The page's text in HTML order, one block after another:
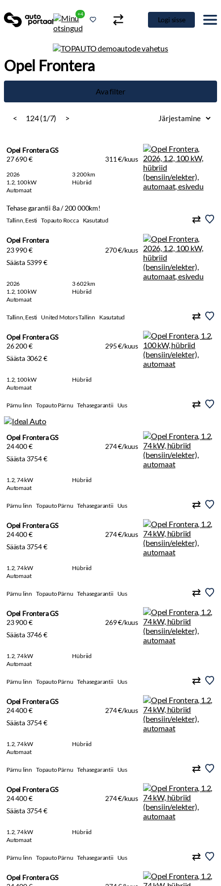
+4
Logi sisse
Opel Frontera
Ava filter
< 124 (1/7) >
Opel Frontera GS
27 690 €
311 €/kuus
2026
3 200 km
1.2, 100 kW
Hübriid
Automaat
Tehase garantii 8a / 200 000km!
Tallinn, Eesti Topauto Rocca Kasutatud
Opel Frontera
23 990 €
270 €/kuus
Säästa 5399 €
2026
3 602 km
1.2, 100 kW
Hübriid
Automaat
Tallinn, Eesti United Motors Tallinn Kasutatud
Opel Frontera GS
26 200 €
295 €/kuus
Säästa 3062 €
1.2, 100 kW
Hübriid
Automaat
Pärnu linn Topauto Pärnu Tehasegarantii Uus
Opel Frontera GS
24 400 €
274 €/kuus
Säästa 3754 €
1.2, 74 kW
Hübriid
Automaat
Pärnu linn Topauto Pärnu Tehasegarantii Uus
Opel Frontera GS
24 400 €
274 €/kuus
Säästa 3754 €
1.2, 74 kW
Hübriid
Automaat
Pärnu linn Topauto Pärnu Tehasegarantii Uus
Opel Frontera GS
23 900 €
269 €/kuus
Säästa 3746 €
1.2, 74 kW
Hübriid
Automaat
Pärnu linn Topauto Pärnu Tehasegarantii Uus
Opel Frontera GS
24 400 €
274 €/kuus
Säästa 3754 €
1.2, 74 kW
Hübriid
Automaat
Pärnu linn Topauto Pärnu Tehasegarantii Uus
Opel Frontera GS
24 400 €
274 €/kuus
Säästa 3754 €
1.2, 74 kW
Hübriid
Automaat
Pärnu linn Topauto Pärnu Tehasegarantii Uus
Opel Frontera GS